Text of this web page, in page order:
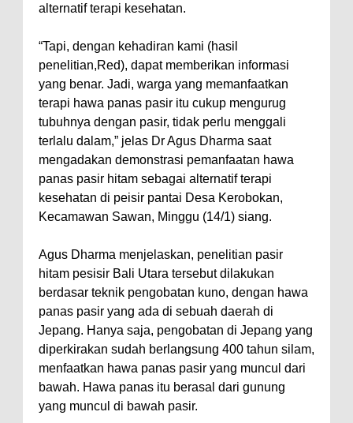
alternatif terapi kesehatan.
“Tapi, dengan kehadiran kami (hasil
penelitian,Red), dapat memberikan informasi
yang benar. Jadi, warga yang memanfaatkan
terapi hawa panas pasir itu cukup mengurug
tubuhnya dengan pasir, tidak perlu menggali
terlalu dalam,” jelas Dr Agus Dharma saat
mengadakan demonstrasi pemanfaatan hawa
panas pasir hitam sebagai alternatif terapi
kesehatan di peisir pantai Desa Kerobokan,
Kecamawan Sawan, Minggu (14/1) siang.
Agus Dharma menjelaskan, penelitian pasir
hitam pesisir Bali Utara tersebut dilakukan
berdasar teknik pengobatan kuno, dengan hawa
panas pasir yang ada di sebuah daerah di
Jepang. Hanya saja, pengobatan di Jepang yang
diperkirakan sudah berlangsung 400 tahun silam,
menfaatkan hawa panas pasir yang muncul dari
bawah. Hawa panas itu berasal dari gunung
yang muncul di bawah pasir.